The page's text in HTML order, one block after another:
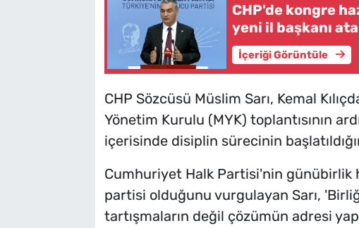
CHP'de kongre
yeni il başkanı
İçeriği Görüntüle
CHP Sözcüsü Müslim Sarı, Kemal
Yönetim Kurulu (MYK) toplantısının
içerisinde disiplin sürecinin
Cumhuriyet Halk Partisi'nin günübirlik
partisi olduğunu vurgulayan Sarı,
tartışmaların değil çözümün adresi